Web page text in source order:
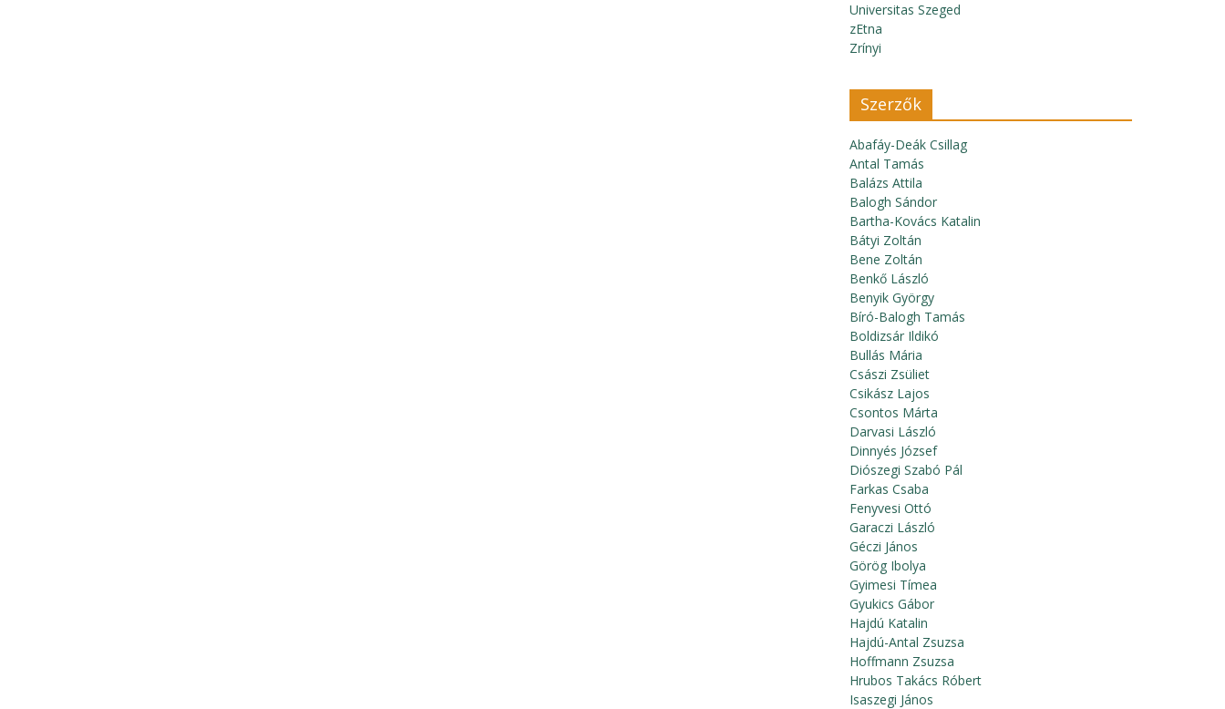
Universitas Szeged
zEtna
Zrínyi
Szerzők
Abafáy-Deák Csillag
Antal Tamás
Balázs Attila
Balogh Sándor
Bartha-Kovács Katalin
Bátyi Zoltán
Bene Zoltán
Benkő László
Benyik György
Bíró-Balogh Tamás
Boldizsár Ildikó
Bullás Mária
Császi Zsüliet
Csikász Lajos
Csontos Márta
Darvasi László
Dinnyés József
Diószegi Szabó Pál
Farkas Csaba
Fenyvesi Ottó
Garaczi László
Géczi János
Görög Ibolya
Gyimesi Tímea
Gyukics Gábor
Hajdú Katalin
Hajdú-Antal Zsuzsa
Hoffmann Zsuzsa
Hrubos Takács Róbert
Isaszegi János